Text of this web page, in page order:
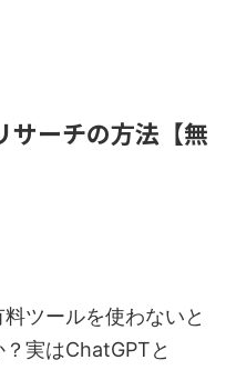
サーチの方法【無
ツールを使わないと
実はChatGPTと